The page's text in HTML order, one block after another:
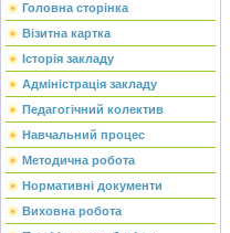
Головна сторінка
Візитна картка
Історія закладу
Адміністрація закладу
Педагогічний колектив
Навчальний процес
Методична робота
Нормативні документи
Виховна робота